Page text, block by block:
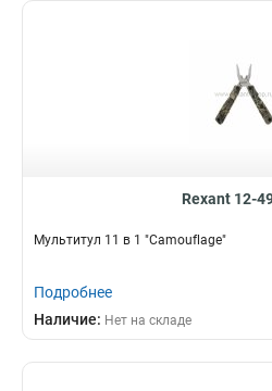
Rexant 12-
Мультитул 11 в 1 "Camouflage"
Подробнее
Наличие: Нет на складе